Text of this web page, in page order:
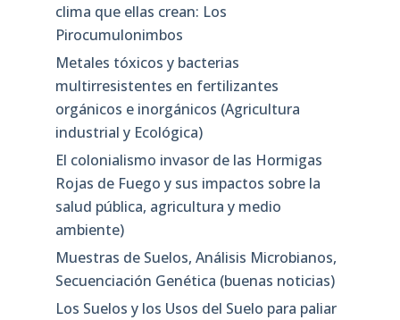
clima que ellas crean: Los
Pirocumulonimbos
Metales tóxicos y bacterias
multirresistentes en fertilizantes
orgánicos e inorgánicos (Agricultura
industrial y Ecológica)
El colonialismo invasor de las Hormigas
Rojas de Fuego y sus impactos sobre la
salud pública, agricultura y medio
ambiente)
Muestras de Suelos, Análisis Microbianos,
Secuenciación Genética (buenas noticias)
Los Suelos y los Usos del Suelo para paliar